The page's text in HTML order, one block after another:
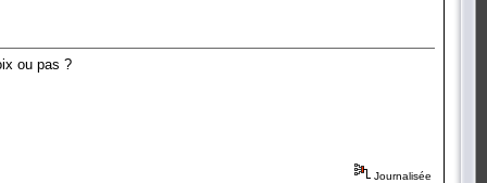
ou pas ?
Journalisée